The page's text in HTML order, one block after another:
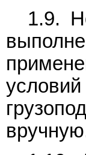
1.9.